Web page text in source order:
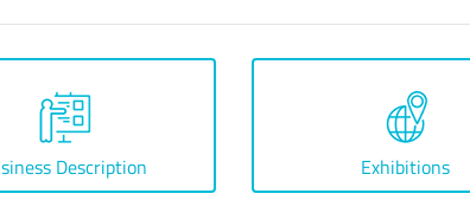
Description Exhibitions